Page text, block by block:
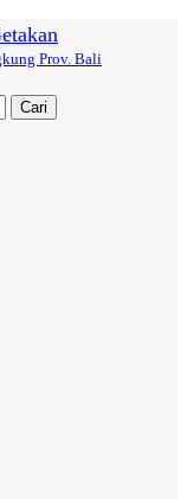
Prov. Bali
Cari